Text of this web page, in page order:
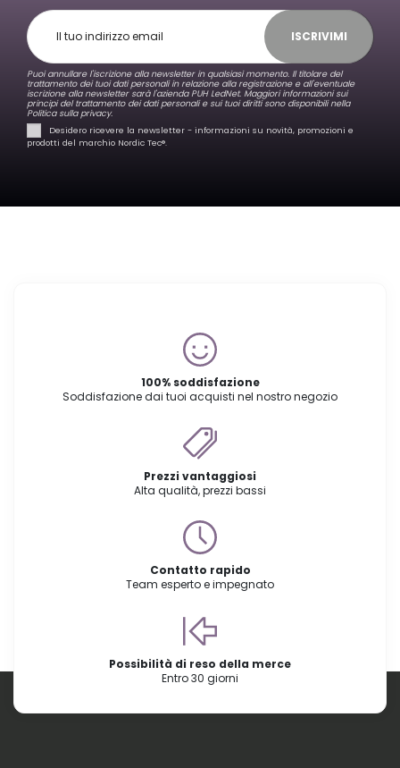
ISCRIVIMI
Puoi annullare l'iscrizione alla newsletter in qualsiasi momento. Il titolare del
trattamento dei tuoi dati personali in relazione alla registrazione e all'eventuale
iscrizione alla newsletter sarà l'azienda PUH LedNet. Maggiori informazioni sui
principi del trattamento dei dati personali e sui tuoi diritti sono disponibili nella
Politica sulla privacy.
Desidero ricevere la newsletter - informazioni su novità, promozioni e
prodotti del marchio Nordic Tec®️.
100% soddisfazione
Soddisfazione dai tuoi acquisti nel nostro negozio
Prezzi vantaggiosi
Alta qualità, prezzi bassi
Contatto rapido
Team esperto e impegnato
Possibilità di reso della merce
Entro 30 giorni